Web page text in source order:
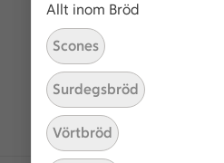
Allt inom Bröd
Scones
Surdegsbröd
Vörtbröd